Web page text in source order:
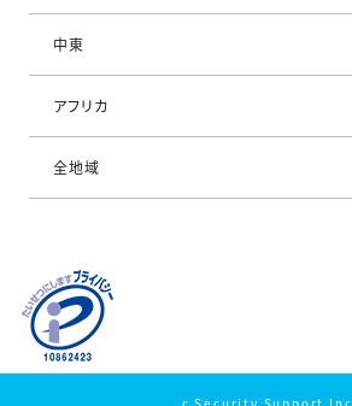
中東
アフリカ
全地域